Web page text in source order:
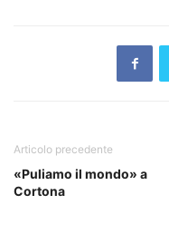
Articolo precedente
«Puliamo il mondo» a
Cortona